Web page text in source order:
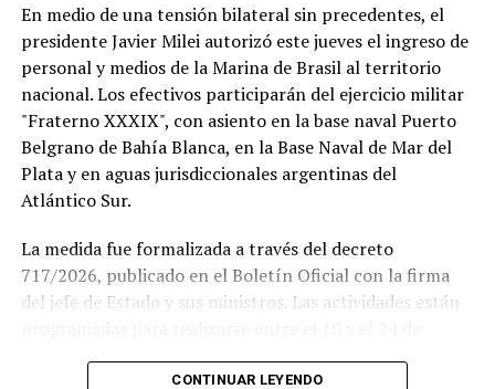
En medio de una tensión bilateral sin precedentes, el
presidente Javier Milei autorizó este jueves el ingreso de
personal y medios de la Marina de Brasil al territorio
nacional. Los efectivos participarán del ejercicio militar
"Fraterno XXXIX", con asiento en la base naval Puerto
Belgrano de Bahía Blanca, en la Base Naval de Mar del
Plata y en aguas jurisdiccionales argentinas del
Atlántico Sur.
La medida fue formalizada a través del decreto
717/2026, publicado en el Boletín Oficial con la firma
del jefe de Estado y sus ministros. Las actividades están
CONTINUAR LEYENDO